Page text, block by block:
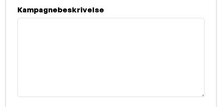
Kampagnebeskrivelse